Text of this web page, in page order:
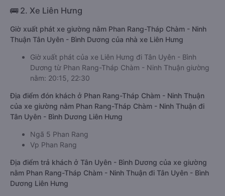
🚌 2. Xe Liên Hưng
Giờ xuất phát xe giường nằm Phan Rang-Tháp Chàm - Ninh
Thuận Tân Uyên - Bình Dương của nhà xe Liên Hưng
Giờ xuất phát của xe Liên Hưng đi Tân Uyên - Bình
Dương từ Phan Rang-Tháp Chàm - Ninh Thuận giường
nằm: 20:15, 22:30
Địa điểm đón khách ở Phan Rang-Tháp Chàm - Ninh Thuận
của xe giường nằm Phan Rang-Tháp Chàm - Ninh Thuận đi
Tân Uyên - Bình Dương Liên Hưng
Ngã 5 Phan Rang
Vp Phan Rang
Địa điểm trả khách ở Tân Uyên - Bình Dương của xe giường
nằm Phan Rang-Tháp Chàm - Ninh Thuận đi Tân Uyên - Bình
Dương Liên Hưng